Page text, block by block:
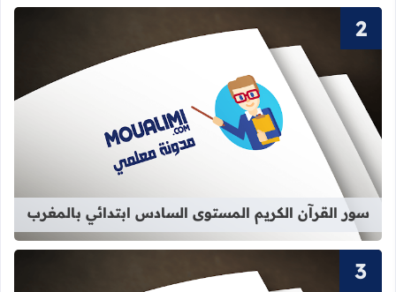
قراءة المزيد عن سور القرآن
سور القرآن الكريم المستوى السادس ابتدائي بالمغرب